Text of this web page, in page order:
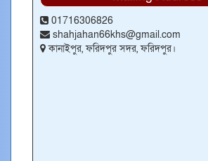
01716306826
shahjahan66khs@gmail.com
কানাইপুর, ফরিদপুর সদর, ফরিদপুর।